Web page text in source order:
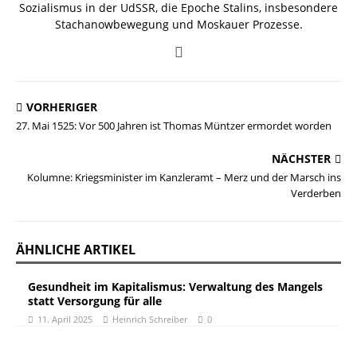
Sozialismus in der UdSSR, die Epoche Stalins, insbesondere
Stachanowbewegung und Moskauer Prozesse.
VORHERIGER
27. Mai 1525: Vor 500 Jahren ist Thomas Müntzer ermordet worden
NÄCHSTER
Kolumne: Kriegsminister im Kanzleramt – Merz und der Marsch ins
Verderben
ÄHNLICHE ARTIKEL
Gesundheit im Kapitalismus: Verwaltung des Mangels
statt Versorgung für alle
11. April 2025 Heinrich Schreiber 0